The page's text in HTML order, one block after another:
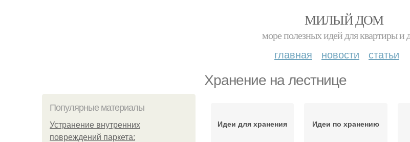
МИЛЫЙ ДОМ
море полезных идей для квартиры и
главная новости статьи
Хранение на лестнице
Популярные материалы
Устранение внутренних
повреждений паркета:
Идеи для хранения Идеи по хранению